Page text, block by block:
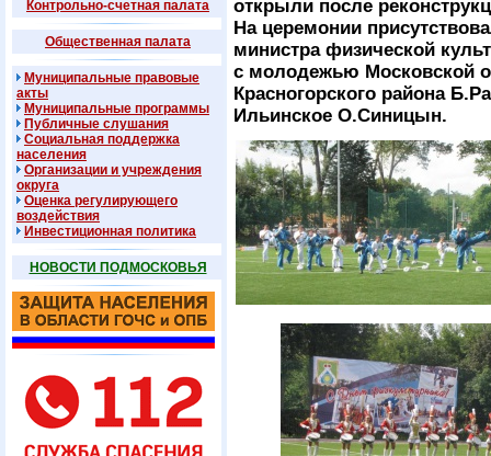
Контрольно-счетная палата
Общественная палата
Муниципальные правовые
акты
Муниципальные программы
Публичные слушания
Социальная поддержка
населения
Организации и учреждения
округа
Оценка регулирующего
воздействия
Инвестиционная политика
НОВОСТИ ПОДМОСКОВЬЯ
открыли после
На церемонии
министра физической
с молодежью Московской
Красногорского района
Ильинское О.Синицын.